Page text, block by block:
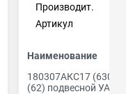
Производит.
Артикул
Наименование
180307АКС17 (6307
(62) подвесной УАЗ-